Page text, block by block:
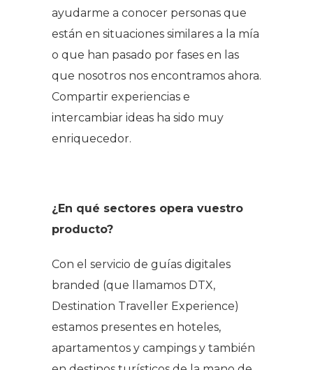
ayudarme a conocer personas que
están en situaciones similares a la mía
o que han pasado por fases en las
que nosotros nos encontramos ahora.
Compartir experiencias e
intercambiar ideas ha sido muy
enriquecedor.
¿En qué sectores opera vuestro
producto?
Con el servicio de guías digitales
branded (que llamamos DTX,
Destination Traveller Experience)
estamos presentes en hoteles,
apartamentos y campings y también